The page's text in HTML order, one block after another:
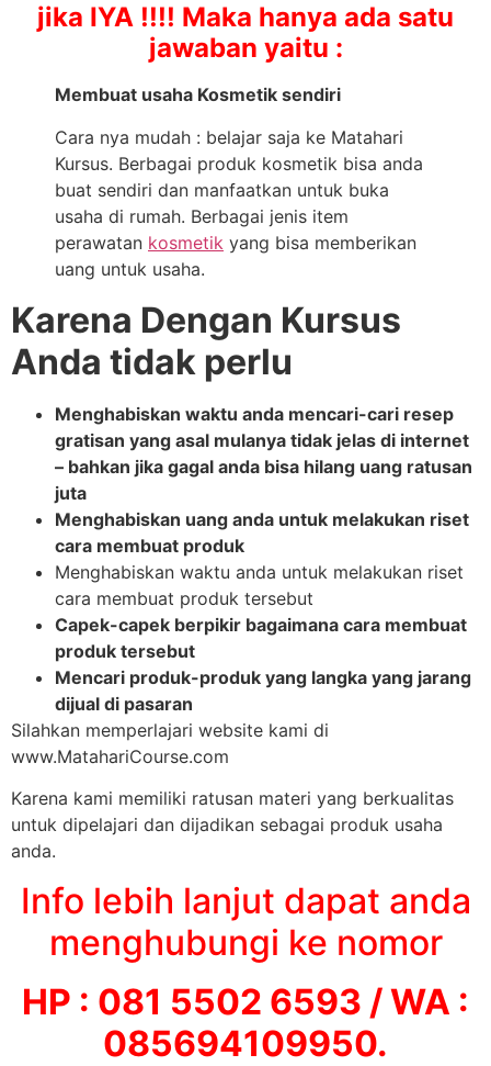
jika IYA !!!! Maka hanya ada satu
jawaban yaitu :
Membuat usaha Kosmetik sendiri
Cara nya mudah : belajar saja ke Matahari
Kursus. Berbagai produk kosmetik bisa anda
buat sendiri dan manfaatkan untuk buka
usaha di rumah. Berbagai jenis item
perawatan kosmetik yang bisa memberikan
uang untuk usaha.
Karena Dengan Kursus
Anda tidak perlu
Menghabiskan waktu anda mencari-cari resep
gratisan yang asal mulanya tidak jelas di internet
– bahkan jika gagal anda bisa hilang uang ratusan
juta
Menghabiskan uang anda untuk melakukan riset
cara membuat produk
Menghabiskan waktu anda untuk melakukan riset
cara membuat produk tersebut
Capek-capek berpikir bagaimana cara membuat
produk tersebut
Mencari produk-produk yang langka yang jarang
dijual di pasaran
Silahkan memperlajari website kami di
www.MatahariCourse.com
Karena kami memiliki ratusan materi yang berkualitas
untuk dipelajari dan dijadikan sebagai produk usaha
anda.
Info lebih lanjut dapat anda
menghubungi ke nomor
HP : 081 5502 6593 / WA :
085694109950.